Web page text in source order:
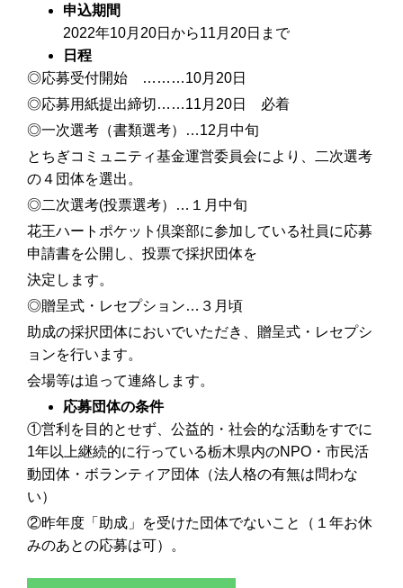
申込期間
2022年10月20日から11月20日まで
日程
◎応募受付開始 ………10月20日
◎応募用紙提出締切……11月20日 必着
◎一次選考（書類選考）…12月中旬
とちぎコミュニティ基金運営委員会により、二次選考
の４団体を選出。
◎二次選考(投票選考）…１月中旬
花王ハートポケット倶楽部に参加している社員に応募
申請書を公開し、投票で採択団体を
決定します。
◎贈呈式・レセプション…３月頃
助成の採択団体においでいただき、贈呈式・レセプシ
ョンを行います。
会場等は追って連絡します。
応募団体の条件
①営利を目的とせず、公益的・社会的な活動をすでに
1年以上継続的に行っている栃木県内のNPO・市民活
動団体・ボランティア団体（法人格の有無は問わな
い）
②昨年度「助成」を受けた団体でないこと（１年お休
みのあとの応募は可）。